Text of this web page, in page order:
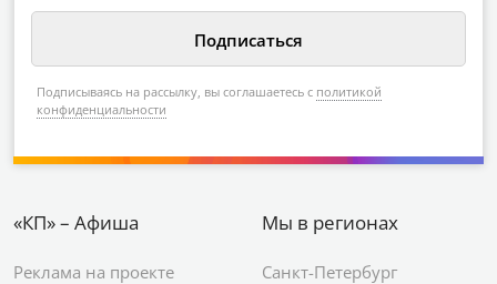
Подписываясь на рассылку, вы соглашаетесь с политикой
конфиденциальности
«КП» – Афиша
Реклама на проекте
Мы в регионах
Санкт-Петербург